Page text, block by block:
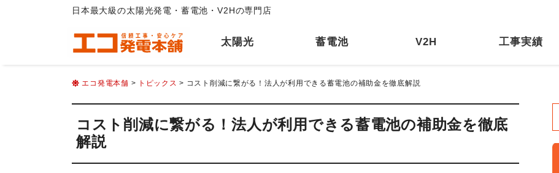
日本最大級の太陽光発電・蓄電池・V2Hの専門店
太陽光 蓄電池 V2H 工事実績
エコ発電本舗 > トピックス > コスト削減に繋がる！法人が利用できる蓄電池の補助金を徹底解説
コスト削減に繋がる！法人が利用できる蓄電池の補助金を徹底
解説